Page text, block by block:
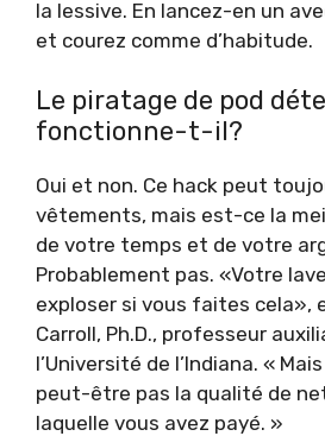
la lessive. En lancez-en un
et courez comme d’habitude.
Le piratage de pod
fonctionne-t-il?
Oui et non. Ce hack peut
vêtements, mais est-ce la
de votre temps et de votre
Probablement pas. «Votre
exploser si vous faites cela»,
Carroll, Ph.D., professeur
l’Université de l’Indiana. «
peut-être pas la qualité de
laquelle vous avez payé. »